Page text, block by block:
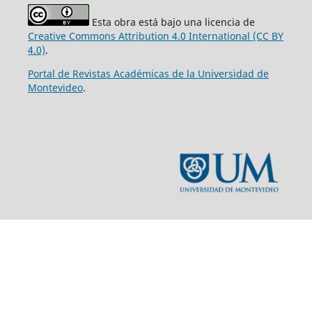
Esta obra está bajo una licencia de
Creative Commons Attribution 4.0 International (CC BY
4.0).
Portal de Revistas Académicas de la Universidad de
Montevideo.